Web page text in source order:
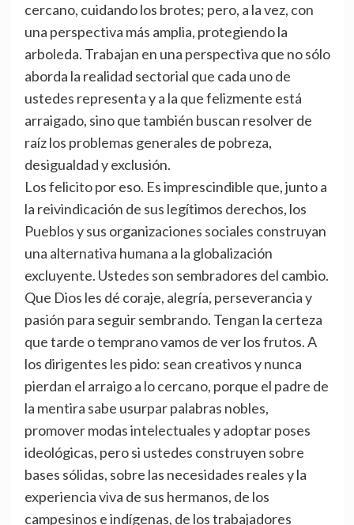
cercano, cuidando los brotes; pero, a la vez, con
una perspectiva más amplia, protegiendo la
arboleda. Trabajan en una perspectiva que no sólo
aborda la realidad sectorial que cada uno de
ustedes representa y a la que felizmente está
arraigado, sino que también buscan resolver de
raíz los problemas generales de pobreza,
desigualdad y exclusión.
Los felicito por eso. Es imprescindible que, junto a
la reivindicación de sus legítimos derechos, los
Pueblos y sus organizaciones sociales construyan
una alternativa humana a la globalización
excluyente. Ustedes son sembradores del cambio.
Que Dios les dé coraje, alegría, perseverancia y
pasión para seguir sembrando. Tengan la certeza
que tarde o temprano vamos de ver los frutos. A
los dirigentes les pido: sean creativos y nunca
pierdan el arraigo a lo cercano, porque el padre de
la mentira sabe usurpar palabras nobles,
promover modas intelectuales y adoptar poses
ideológicas, pero si ustedes construyen sobre
bases sólidas, sobre las necesidades reales y la
experiencia viva de sus hermanos, de los
campesinos e indígenas, de los trabajadores